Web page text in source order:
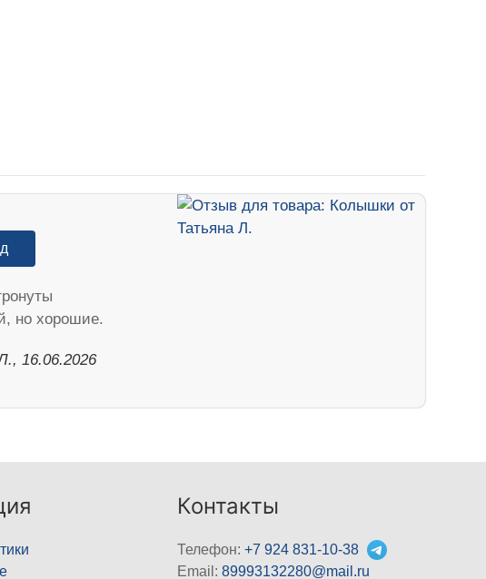
но хорошие.
16.06.2026
Контакты
Телефон:+7 924 831-10-38
Email:89993132280@mail.ru